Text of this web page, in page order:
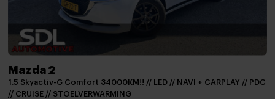
Mistlampen voor
Panoramadak
Parkeersensor achter
Parkeersensoren
parkeersensoren achter
Mazda 2
1.5 Skyactiv-G Comfort 34000KM!! // LED // NAVI + CARPLAY // PDC
// CRUISE // STOELVERWARMING